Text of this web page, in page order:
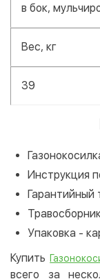
в бок,
Вес, кг
39
Инструкция
Гарантийный
Упаковка -
Купить
всего за